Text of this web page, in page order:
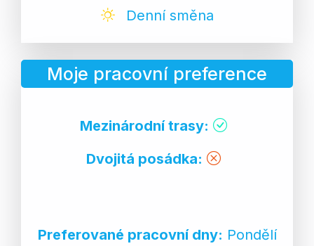
Denní směna
Moje pracovní preference
Mezinárodní trasy:
Dvojitá posádka:
Preferované pracovní dny: Pondělí